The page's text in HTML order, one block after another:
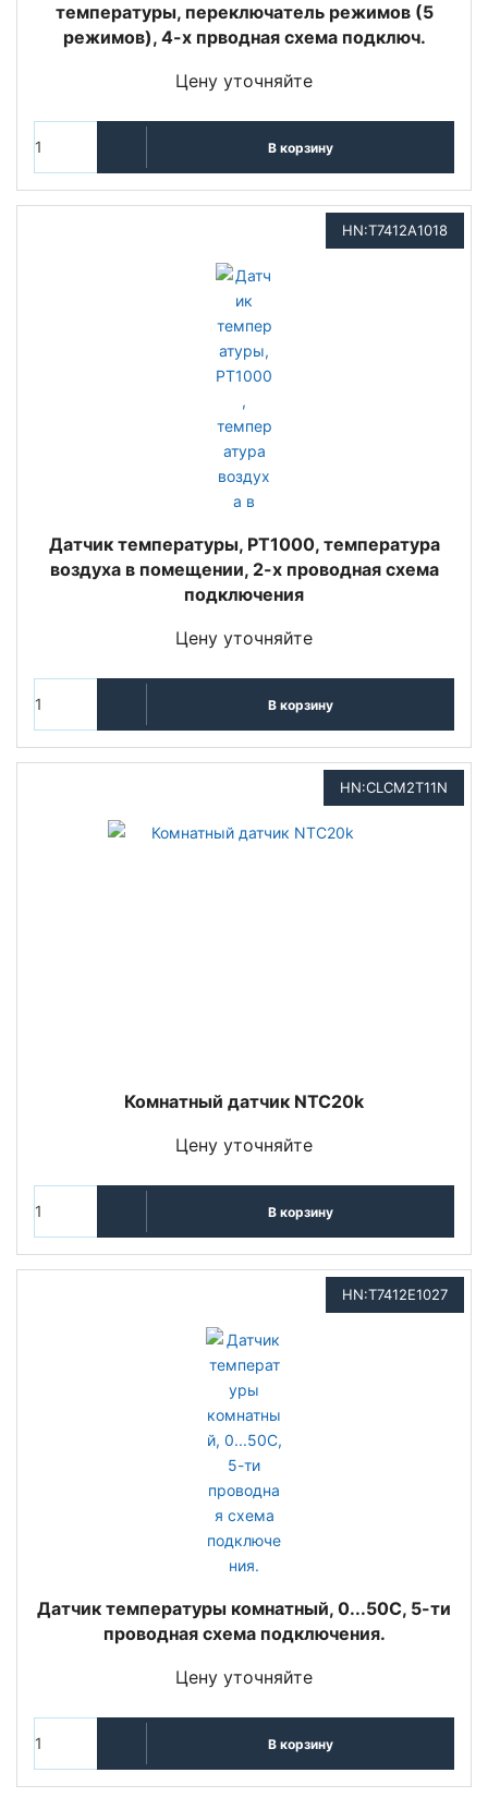
температуры, переключатель режимов (5
режимов), 4-х прводная схема подключ.
Цену уточняйте
В корзину
HN:T7412A1018
Датчик температуры, PT1000, температура
воздуха в помещении, 2-х проводная схема
подключения
Цену уточняйте
В корзину
HN:CLCM2T11N
Комнатный датчик NTC20k
Цену уточняйте
В корзину
HN:T7412E1027
Датчик температуры комнатный, 0...50С, 5-ти
проводная схема подключения.
Цену уточняйте
В корзину